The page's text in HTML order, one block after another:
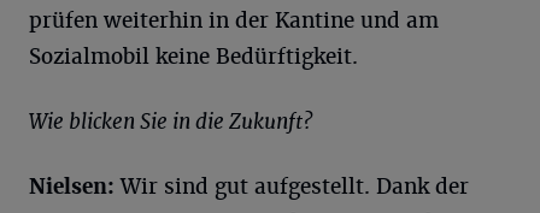
prüfen weiterhin in der Kantine und am
Sozialmobil keine Bedürftigkeit.
Wie blicken Sie in die Zukunft?
Nielsen: Wir sind gut aufgestellt. Dank der